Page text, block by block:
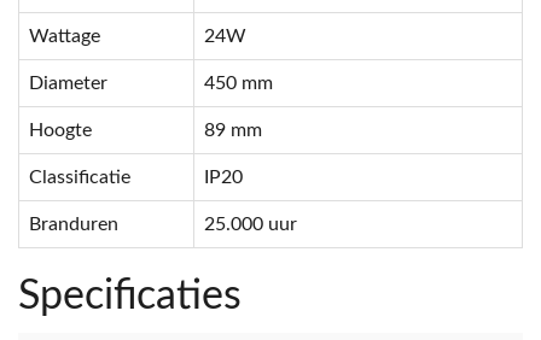
Wattage 24W
Diameter 450 mm
Hoogte 89 mm
Classificatie IP20
Branduren 25.000 uur
Specificaties